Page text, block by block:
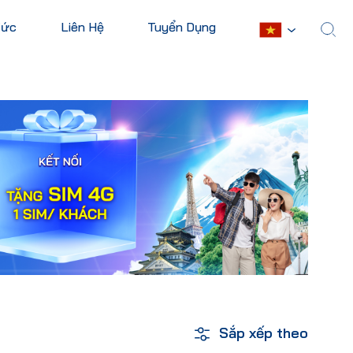
Châu Mỹ
Hoa Kỳ
Mexico
Cuba
Argentina
Xem tất cả
Châu Phi
Ai Cập
Nam Phi
Mauritius
Kenya
Liên Hệ Tuyển Dụng
Sắp xếp theo